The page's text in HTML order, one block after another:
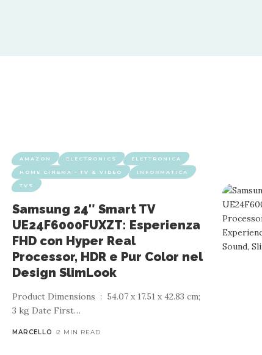
AMAZON ELECTRONICS ELETTRONICA
HOME CINEMA - TV & VIDEO INFORMATICA
TVS
Samsung 24″ Smart TV
UE24F6000FUXZT: Esperienza
FHD con Hyper Real
Processor, HDR e Pur Color nel
Design SlimLook
Product Dimensions ‏ : ‎ 54.07 x 17.51 x 42.83 cm;
3 kg Date First…
MARCELLO 2 MIN READ